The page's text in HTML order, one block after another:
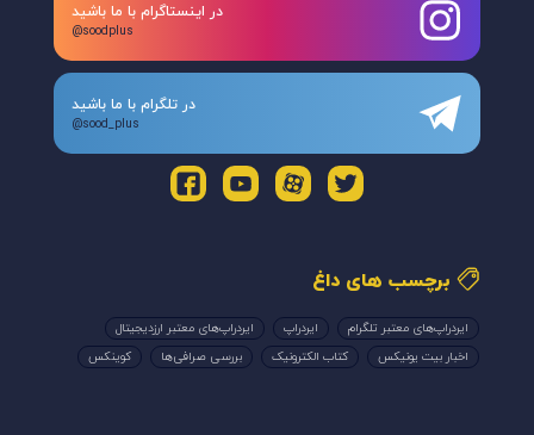
در اینستاگرام با ما باشید
@soodplus
در تلگرام با ما باشید
@sood_plus
برچسب های داغ
ایردراپ‌های معتبر تلگرام ایردراپ
ایردراپ‌های معتبر ارزدیجیتال
اخبار بیت یونیکس
کتاب الکترونیک بررسی صرافی‌ها کوینکس